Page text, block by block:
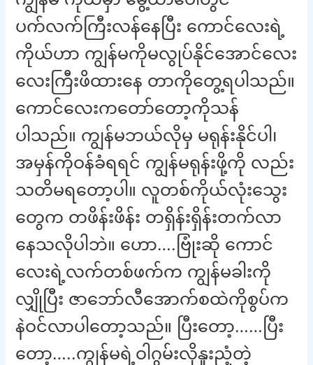
ပက်လက်ကြီးလန်နေပြီး ကောင်လေးရဲ့
ကိုယ်ဟာ ကျွန်မကိုမလွုပ်နိုင်အောင်လေး
လေးကြီးဖိထားနေ တာကိုတွေ့ရပါသည်။
ကောင်လေးကတော်တော့ကိုသန်
ပါသည်။ ကျွန်မဘယ်လိုမှ မရုန်းနိုင်ပါ၊
အမှန်ကိုဝန်ခံရရင် ကျွန်မရုန်းဖို့ကို လည်း
သတိမရတော့ပါ။ လူတစ်ကိုယ်လုံးသွေး
တွေက တဖိန်းဖိန်း တရှိန်းရှိန်းတက်လာ
နေသလိုပါဘဲ။ ဟော….ဗြုံးဆို ကောင်
လေးရဲ့လက်တစ်ဖက်က ကျွန်မခါးကို
လျှိုပြီး ဇာဘော်လီအောက်စထဲကိုစွပ်က
နဲဝင်လာပါတော့သည်။ ပြီးတော့……ပြီး
တော့…..ကျွန်မရဲ့ဝါဂွမ်းလိုနူးညံ့တဲ့